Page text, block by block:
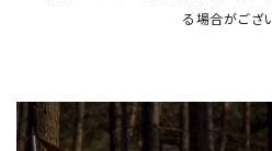
る場合がござい